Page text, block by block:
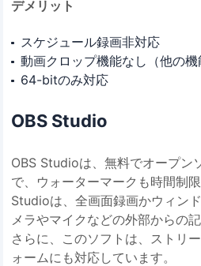
デメリット
スケジュール録画非対応
動画クロップ機能なし（他の機
64-bitのみ対応
OBS Studio
OBS Studioは、無料でオープン
で、ウォーターマークも時間制
Studioは、全画面録画かウィン
メラやマイクなどの外部からの
さらに、このソフトは、ストリ
ォームにも対応しています。